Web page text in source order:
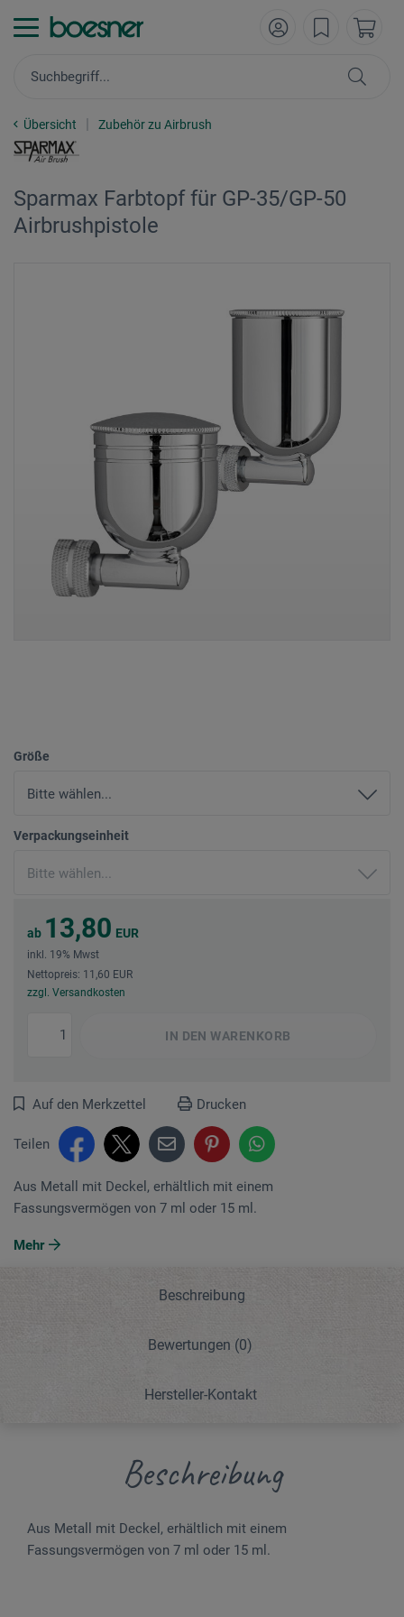
Übersicht Zubehör zu Airbrush
Sparmax Farbtopf für GP-35/GP-50
Airbrushpistole
Größe
Verpackungseinheit
ab 13,80 EUR
inkl. 19% Mwst
Nettopreis: 11,60 EUR
zzgl. Versandkosten
IN DEN WARENKORB
Auf den Merkzettel Drucken
Teilen
Aus Metall mit Deckel, erhältlich mit einem
Fassungsvermögen von 7 ml oder 15 ml.
Mehr
Beschreibung
Bewertungen (0)
Hersteller-Kontakt
Beschreibung
Aus Metall mit Deckel, erhältlich mit einem
Fassungsvermögen von 7 ml oder 15 ml.